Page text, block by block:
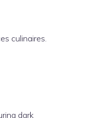
culinaires.